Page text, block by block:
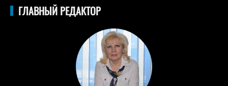
ГЛАВНЫЙ РЕДАКТОР